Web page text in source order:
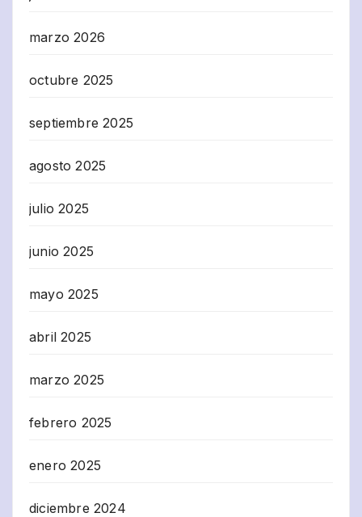
marzo 2026
octubre 2025
septiembre 2025
agosto 2025
julio 2025
junio 2025
mayo 2025
abril 2025
marzo 2025
febrero 2025
enero 2025
diciembre 2024